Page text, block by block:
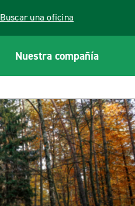
Buscar una oficina
Nuestra compañía